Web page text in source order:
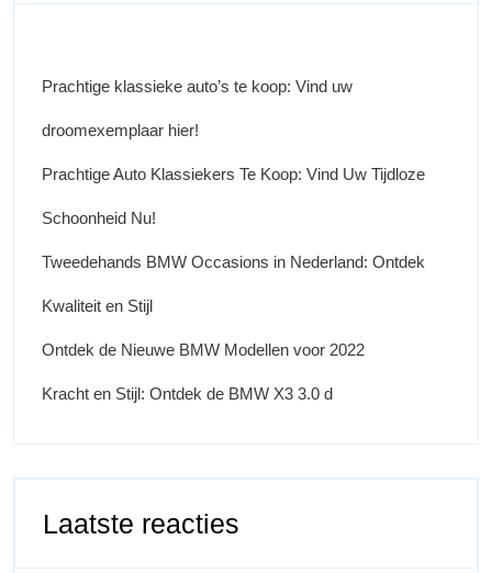
Prachtige klassieke auto’s te koop: Vind uw
droomexemplaar hier!
Prachtige Auto Klassiekers Te Koop: Vind Uw Tijdloze
Schoonheid Nu!
Tweedehands BMW Occasions in Nederland: Ontdek
Kwaliteit en Stijl
Ontdek de Nieuwe BMW Modellen voor 2022
Kracht en Stijl: Ontdek de BMW X3 3.0 d
Laatste reacties